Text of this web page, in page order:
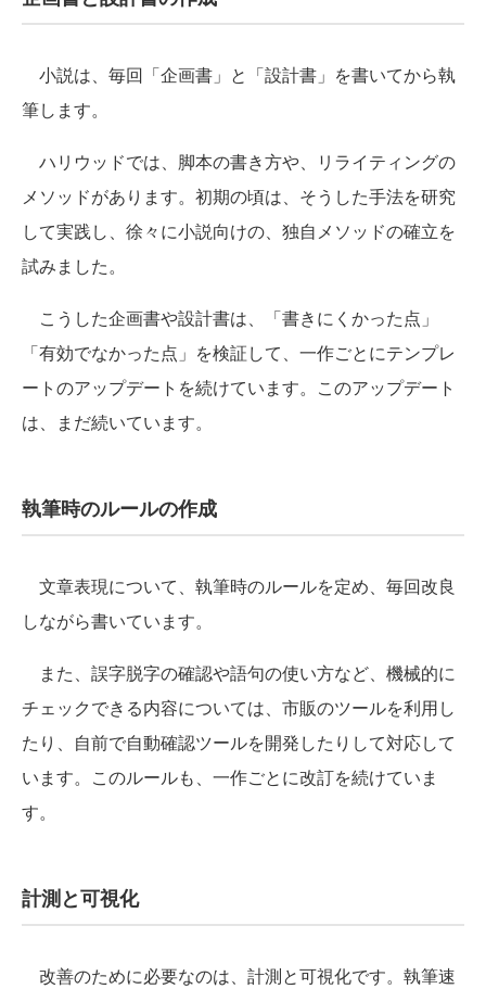
小説は、毎回「企画書」と「設計書」を書いてから執
筆します。
ハリウッドでは、脚本の書き方や、リライティングの
メソッドがあります。初期の頃は、そうした手法を研究
して実践し、徐々に小説向けの、独自メソッドの確立を
試みました。
こうした企画書や設計書は、「書きにくかった点」
「有効でなかった点」を検証して、一作ごとにテンプレ
ートのアップデートを続けています。このアップデート
は、まだ続いています。
執筆時のルールの作成
文章表現について、執筆時のルールを定め、毎回改良
しながら書いています。
また、誤字脱字の確認や語句の使い方など、機械的に
チェックできる内容については、市販のツールを利用し
たり、自前で自動確認ツールを開発したりして対応して
います。このルールも、一作ごとに改訂を続けていま
す。
計測と可視化
改善のために必要なのは、計測と可視化です。執筆速